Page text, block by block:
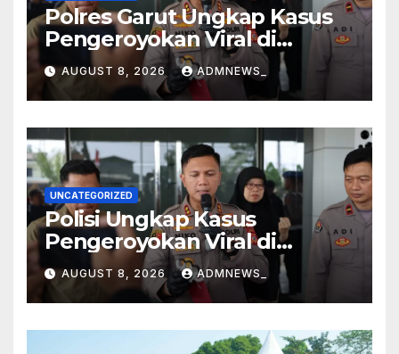
Polres Garut Ungkap Kasus
Pengeroyokan Viral di
Tarogong Kaler, Berawal dari
Knalpot Brong
AUGUST 8, 2026 ADMNEWS_
UNCATEGORIZED
Polisi Ungkap Kasus
Pengeroyokan Viral di
Tarogong Kaler, Berawal dari
Knalpot Brong
AUGUST 8, 2026 ADMNEWS_